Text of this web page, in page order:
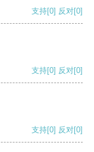
支持[0] 反对[0]
支持[0] 反对[0]
支持[0] 反对[0]